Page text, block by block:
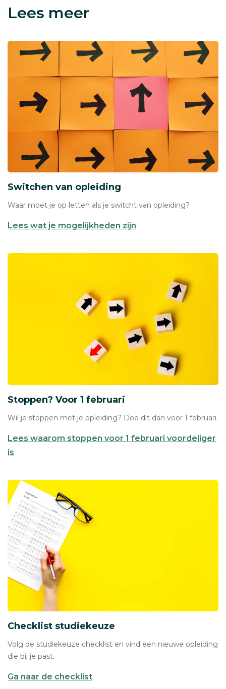
Lees meer
Switchen van opleiding
Waar moet je op letten als je switcht van opleiding?
Lees wat je mogelijkheden zijn
Stoppen? Voor 1 februari
Wil je stoppen met je opleiding? Doe dit dan voor 1 februari.
Lees waarom stoppen voor 1 februari voordeliger
is
Checklist studiekeuze
Volg de studiekeuze checklist en vind een nieuwe opleiding
die bij je past.
Ga naar de checklist